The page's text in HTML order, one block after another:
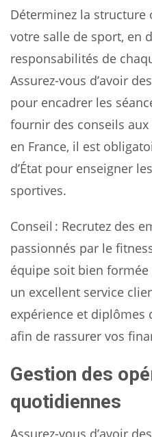
Déterminez la
votre salle de sport, en
responsabilités de
Assurez-vous d’avoir
pour encadrer les
fournir des conseils
en France, il est
d’État pour enseigner
sportives.
Conseil : Recrutez des
passionnés par le
équipe soit bien
un excellent service
expérience et diplômes
afin de rassurer vos
Gestion des
quotidiennes
Assurez-vous d’avoir